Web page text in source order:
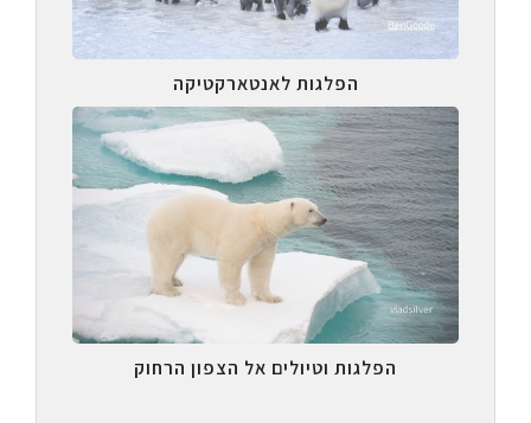
הפלגות לאנטארקטיקה
הפלגות וטיולים אל הצפון הרחוק